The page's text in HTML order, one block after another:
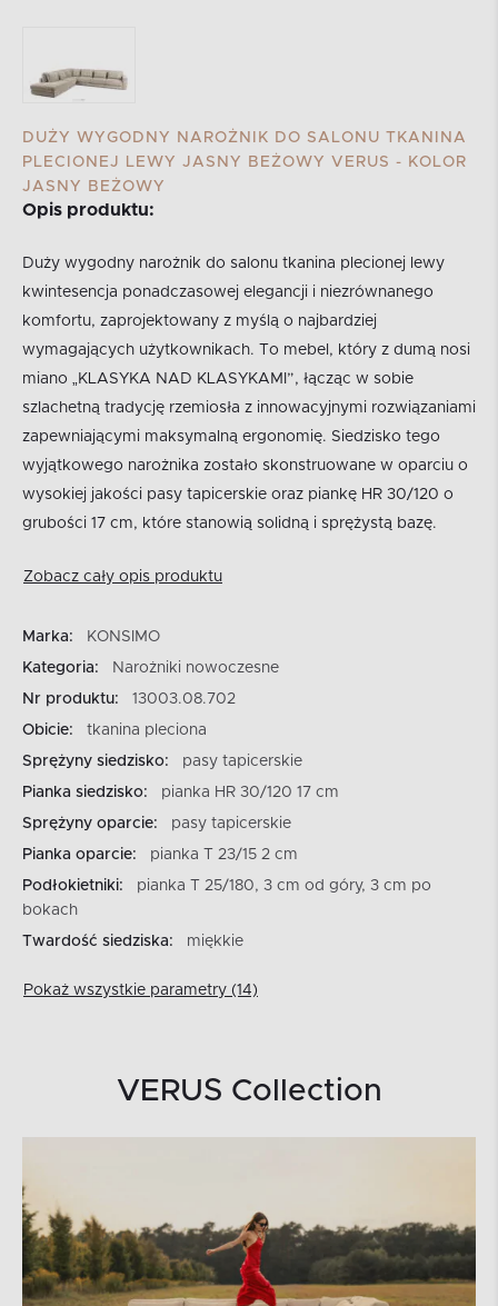
DUŻY WYGODNY NAROŻNIK DO SALONU TKANINA
PLECIONEJ LEWY JASNY BEŻOWY VERUS - KOLOR
JASNY BEŻOWY
Opis produktu:
Duży wygodny narożnik do salonu tkanina plecionej lewy
kwintesencja ponadczasowej elegancji i niezrównanego
komfortu, zaprojektowany z myślą o najbardziej
wymagających użytkownikach. To mebel, który z dumą nosi
miano „KLASYKA NAD KLASYKAMI”, łącząc w sobie
szlachetną tradycję rzemiosła z innowacyjnymi rozwiązaniami
zapewniającymi maksymalną ergonomię. Siedzisko tego
wyjątkowego narożnika zostało skonstruowane w oparciu o
wysokiej jakości pasy tapicerskie oraz piankę HR 30/120 o
grubości 17 cm, które stanowią solidną i sprężystą bazę.
Zobacz cały opis produktu
Marka:
KONSIMO
Kategoria:
Narożniki nowoczesne
Nr produktu:
13003.08.702
Obicie:
tkanina pleciona
Sprężyny siedzisko:
pasy tapicerskie
Pianka siedzisko:
pianka HR 30/120 17 cm
Sprężyny oparcie:
pasy tapicerskie
Pianka oparcie:
pianka T 23/15 2 cm
Podłokietniki:
pianka T 25/180, 3 cm od góry, 3 cm po
bokach
Twardość siedziska:
miękkie
Pokaż wszystkie parametry (14)
VERUS Collection